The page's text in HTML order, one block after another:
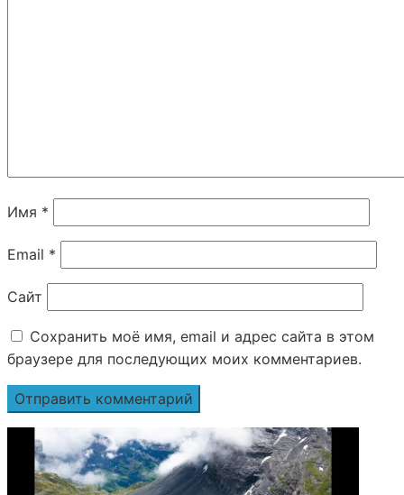
Имя *
Email *
Сайт
Сохранить моё имя, email и адрес сайта в этом
браузере для последующих моих комментариев.